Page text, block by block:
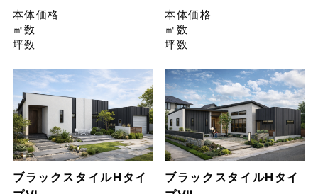
本体価格
㎡数
坪数
本体価格
㎡数
坪数
ブラックスタイルHタイ
ブラックスタイルHタイ